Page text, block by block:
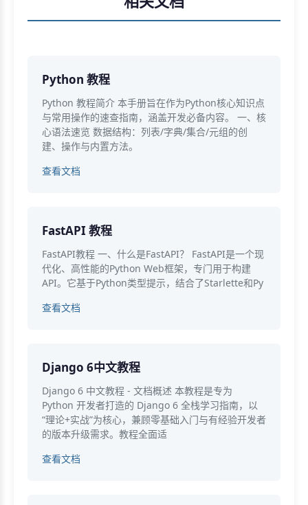
Python 教程
Python 教程简介 本手册旨在作为Python核心知识点
与常用操作的速查指南，涵盖开发必备内容。 一、核
心语法速览 数据结构：列表/字典/集合/元组的创
建、操作与内置方法。
查看文档
FastAPI 教程
FastAPI教程 一、什么是FastAPI？ FastAPI是一个现
代化、高性能的Python Web框架，专门用于构建
API。它基于Python类型提示，结合了Starlette和Py
查看文档
Django 6中文教程
Django 6 中文教程 - 文档概述 本教程是专为
Python 开发者打造的 Django 6 全栈学习指南，以
“理论+实战”为核心，兼顾零基础入门与有经验开发者
的版本升级需求。教程全面适
查看文档